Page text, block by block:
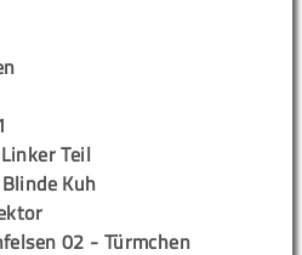
Teil
Kuh
02 - Türmchen